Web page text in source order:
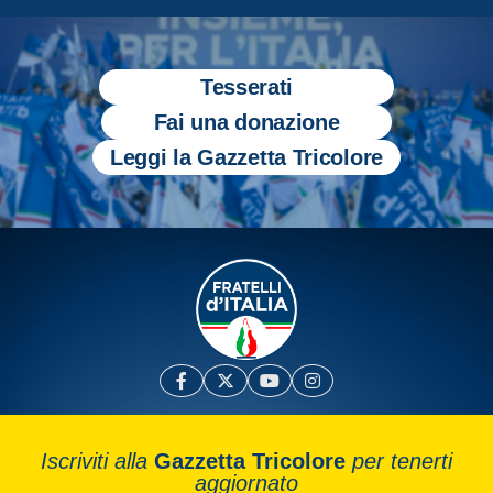
Tesserati
Fai una donazione
Leggi la Gazzetta Tricolore
Iscriviti alla Gazzetta Tricolore per tenerti
aggiornato